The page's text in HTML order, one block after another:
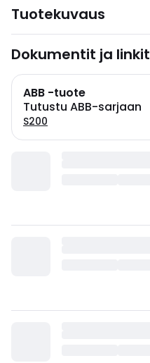
Tuotekuvaus
Dokumentit ja linkit
ABB -tuote
Tutustu ABB-sarjaan
S200